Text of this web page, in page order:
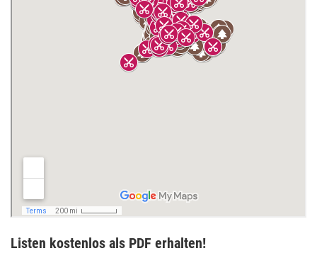
Listen kostenlos als PDF erhalten!